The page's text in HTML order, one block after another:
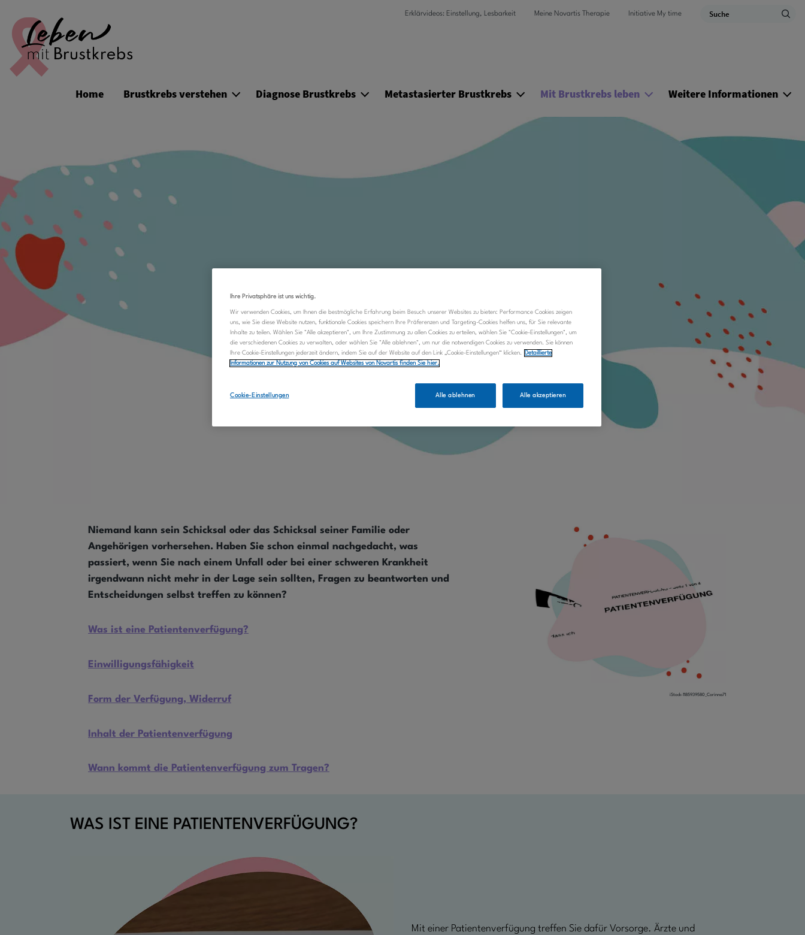
Site Logo
Erklärvideos: Einstellung, Lesbarkeit
Meine Novartis Therapie Initiative My time
Home Brustkrebs verstehen Diagnose Brustkrebs Metastasierter Brustkrebs Mit Brustkrebs leben Weitere Informationen
PATIENTENVERFÜGUNG
Niemand kann sein Schicksal oder das Schicksal seiner Familie oder
Angehörigen vorhersehen. Haben Sie schon einmal nachgedacht, was
passiert, wenn Sie nach einem Unfall oder bei einer schweren Krankheit
irgendwann nicht mehr in der Lage sein sollten, Fragen zu beantworten und
Entscheidungen selbst treffen zu können?
Was ist eine Patientenverfügung?
Einwilligungsfähigkeit
Form der Verfügung, Widerruf
Inhalt der Patientenverfügung
Wann kommt die Patientenverfügung zum Tragen?
iStock-1185939580_Corinna71
WAS IST EINE PATIENTENVERFÜGUNG?
Mit einer Patientenverfügung treffen Sie dafür Vorsorge. Ärzte und
Ihre Privatsphäre ist uns wichtig.
Wir verwenden Cookies, um Ihnen die bestmögliche Erfahrung beim Besuch unserer Websites zu bieten: Performance Cookies zeigen
uns, wie Sie diese Website nutzen, funktionale Cookies speichern Ihre Präferenzen und Targeting-Cookies helfen uns, für Sie relevante
Inhalte zu teilen. Wählen Sie "Alle akzeptieren", um Ihre Zustimmung zu allen Cookies zu erteilen, wählen Sie "Cookie-Einstellungen", um
die verschiedenen Cookies zu verwalten, oder wählen Sie "Alle ablehnen", um nur die notwendigen Cookies zu verwenden. Sie können
Ihre Cookie-Einstellungen jederzeit ändern, indem Sie auf der Website auf den Link „Cookie-Einstellungen“ klicken.
Detaillierte
Informationen zur Nutzung von Cookies auf Websites von Novartis finden Sie hier.
Cookie-Einstellungen Alle ablehnen Alle akzeptieren